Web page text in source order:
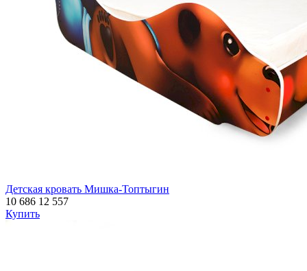
Детская кровать Мишка-Топтыгин
10 686 12 557
Купить